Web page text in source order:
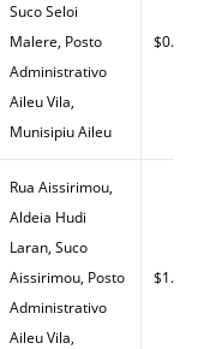
Suco Seloi
Malere, Posto
Administrativo
Aileu Vila,
Munisipiu Aileu
$0.00
Rua Aissirimou,
Aldeia Hudi
Laran, Suco
Aissirimou, Posto
Administrativo
Aileu Vila,
$1.40